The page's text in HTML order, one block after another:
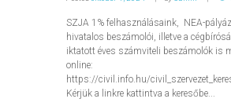
SZJA 1% felhasználásaink, NEA-
hivatalos beszámolói, illetve a
iktatott éves számviteli beszámolók is
online:
https://civil.info.hu/
Kérjük a linkre kattintva a keresőbe...